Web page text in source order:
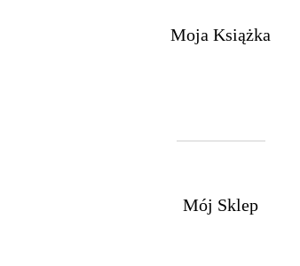
Moja Książka
Mój Sklep